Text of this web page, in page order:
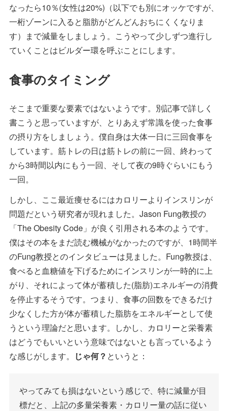
なったら10％(女性は20%)（以下でも別にオッケですが、
一桁ゾーンに入ると脂肪がどんどんおちにくくなりま
す）まで減量をしましょう。こうやって少しずつ進行し
ていくことはビルダー環を呼ぶことにします。
食事のタイミング
そこまで重要な要素ではないようです。別記事で詳しく
書こうと思っていますが、とりあえず常識を使った食事
の摂り方をしましょう。僕自身は大体一日に三回食事を
しています。筋トレの日は筋トレの前に一回、終わって
から3時間以内にもう一回、そして夜の9時ぐらいにもう
一回。
しかし、ここ最近痩せるにはカロリーよりインスリンが
問題だという研究者が現れました。Jason Fung教授の
「The Obesity Code」が良く引用される本のようです。
僕はその本をまだ読む機械がなかったのですが、1時間半
のFung教授とのインタビューは見ました。Fung教授は、
食べると血糖値を下げるためにインスリンが一時的に上
がり、それによって体が蓄積した(脂肪)エネルギーの消費
を停止するそうです。つまり、食事の回数をできるだけ
少なくした方が体が蓄積した脂肪をエネルギーとして使
うという理論だと思います。しかし、カロリーと栄養素
はどうでもいいという意味ではないとも言っているよう
な感じがします。
じゃ何？ というと：
やってみても損はないという感じで、特に減量が目
標だと、上記の多量栄養素・カロリー量の話に従い